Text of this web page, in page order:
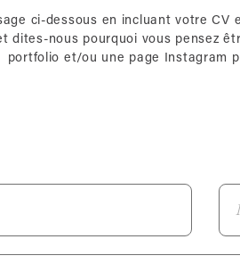
ci-dessous en incluant votre
dites-nous pourquoi vous pensez
portfolio et/ou une page Instagram